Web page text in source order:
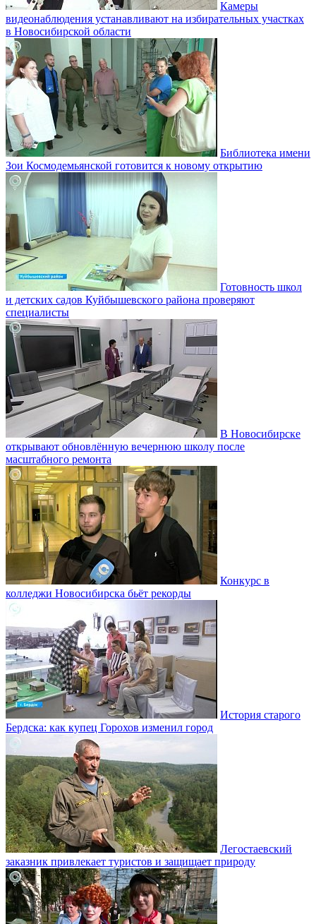
Камеры
видеонаблюдения устанавливают на избирательных участках
в Новосибирской области
Библиотека имени
Зои Космодемьянской готовится к новому открытию
Готовность школ
и детских садов Куйбышевского района проверяют
специалисты
В Новосибирске
открывают обновлённую вечернюю школу после
масштабного ремонта
Конкурс в
колледжи Новосибирска бьёт рекорды
История старого
Бердска: как купец Горохов изменил город
Легостаевский
заказник привлекает туристов и защищает природу